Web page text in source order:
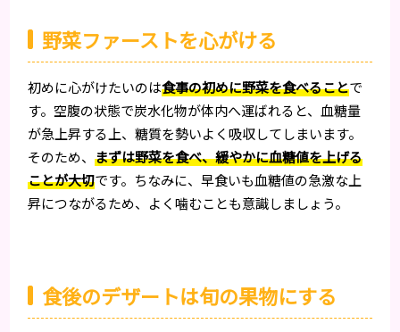
野菜ファーストを心がける
初めに心がけたいのは食事の初めに野菜を食べることで
す。空腹の状態で炭水化物が体内へ運ばれると、血糖量
が急上昇する上、糖質を勢いよく吸収してしまいます。
そのため、まずは野菜を食べ、緩やかに血糖値を上げる
ことが大切です。ちなみに、早食いも血糖値の急激な上
昇につながるため、よく噛むことも意識しましょう。
食後のデザートは旬の果物にする